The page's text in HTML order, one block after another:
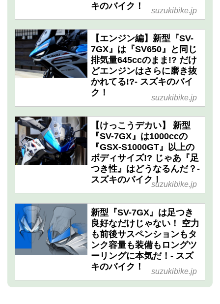
キのバイク！
suzukibike.jp
【エンジン編】新型『SV-
7GX』は『SV650』と同じ
排気量645ccのまま!? だけ
どエンジンはさらに磨き抜
かれてる!?- スズキのバイ
ク！
suzukibike.jp
【けっこうデカい】 新型
『SV-7GX』は1000ccの
『GSX-S1000GT』以上の
ボディサイズ!? じゃあ『足
つき性』はどうなるんだ？-
スズキのバイク！suzukibike.jp
新型『SV-7GX』は足つき
良好なだけじゃない！ 空力
も前後サスペンションもタ
ンク容量も装備もロングツ
ーリングに本気だ！- スズ
キのバイク！
suzukibike.jp